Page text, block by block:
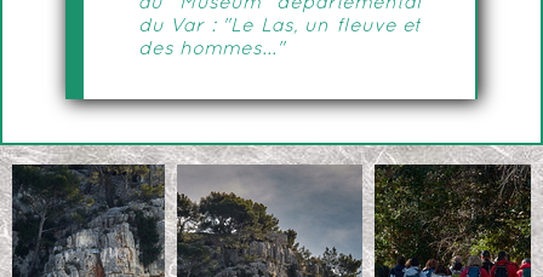
au Muséum départemental
du Var : "Le Las, un fleuve et
des hommes..."